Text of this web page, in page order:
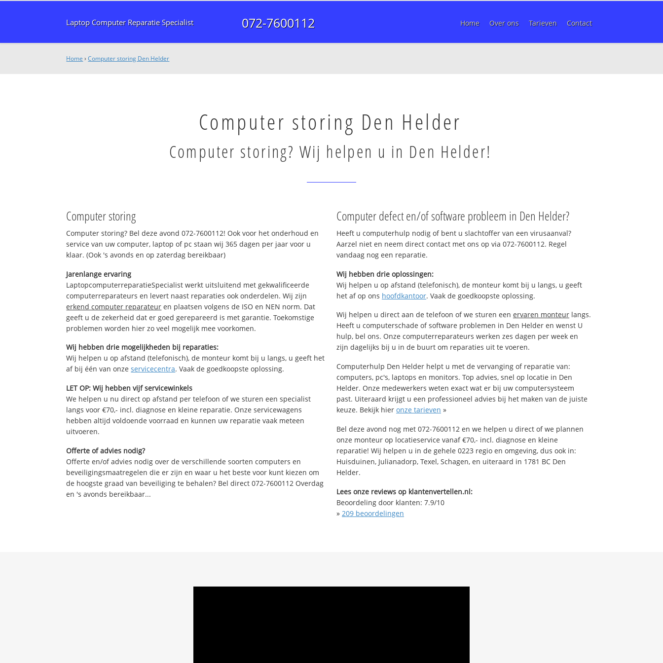
Laptop Computer Reparatie Specialist 072-7600112 Home Over ons Tarieven Contact
Home ›Computer storing Den Helder
Computer storing Den Helder
Computer storing? Wij helpen u in Den Helder!
Computer storing
Computer storing? Bel deze avond 072-7600112! Ook voor het onderhoud en
service van uw computer, laptop of pc staan wij 365 dagen per jaar voor u
klaar. (Ook 's avonds en op zaterdag bereikbaar)
Jarenlange ervaring
LaptopcomputerreparatieSpecialist werkt uitsluitend met gekwalificeerde
computerreparateurs en levert naast reparaties ook onderdelen. Wij zijn
erkend computer reparateur en plaatsen volgens de ISO en NEN norm. Dat
geeft u de zekerheid dat er goed gerepareerd is met garantie. Toekomstige
problemen worden hier zo veel mogelijk mee voorkomen.
Wij hebben drie mogelijkheden bij reparaties:
Wij helpen u op afstand (telefonisch), de monteur komt bij u langs, u geeft het
af bij één van onzeservicecentra. Vaak de goedkoopste oplossing.
LET OP: Wij hebben vijf servicewinkels
We helpen u nu direct op afstand per telefoon of we sturen een specialist
langs voor €70,- incl. diagnose en kleine reparatie. Onze servicewagens
hebben altijd voldoende voorraad en kunnen uw reparatie vaak meteen
uitvoeren.
Offerte of advies nodig?
Offerte en/of advies nodig over de verschillende soorten computers en
beveiligingsmaatregelen die er zijn en waar u het beste voor kunt kiezen om
de hoogste graad van beveiliging te behalen? Bel direct 072-7600112 Overdag
en 's avonds bereikbaar...
Computer defect en/of software probleem in Den Helder?
Heeft u computerhulp nodig of bent u slachtoffer van een virusaanval?
Aarzel niet en neem direct contact met ons op via 072-7600112. Regel
vandaag nog een reparatie.
Wij hebben drie oplossingen:
Wij helpen u op afstand (telefonisch), de monteur komt bij u langs, u geeft
het af op ons hoofdkantoor. Vaak de goedkoopste oplossing.
Wij helpen u direct aan de telefoon of we sturen een ervaren monteur langs.
Heeft u computerschade of software problemen in Den Helder en wenst U
hulp, bel ons. Onze computerreparateurs werken zes dagen per week en
zijn dagelijks bij u in de buurt om reparaties uit te voeren.
Computerhulp Den Helder helpt u met de vervanging of reparatie van:
computers, pc's, laptops en monitors. Top advies, snel op locatie in Den
Helder. Onze medewerkers weten exact wat er bij uw computersysteem
past. Uiteraard krijgt u een professioneel advies bij het maken van de juiste
keuze. Bekijk hier onze tarieven »
Bel deze avond nog met 072-7600112 en we helpen u direct of we plannen
onze monteur op locatieservice vanaf €70,- incl. diagnose en kleine
reparatie! Wij helpen u in de gehele 0223 regio en omgeving, dus ook in:
Huisduinen, Julianadorp, Texel, Schagen, en uiteraard in 1781 BC Den
Helder.
Lees onze reviews op klantenvertellen.nl:
Beoordeling door klanten: 7.9/10
» 209 beoordelingen